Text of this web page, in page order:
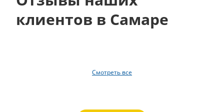
клиентов в Самаре
Смотреть все